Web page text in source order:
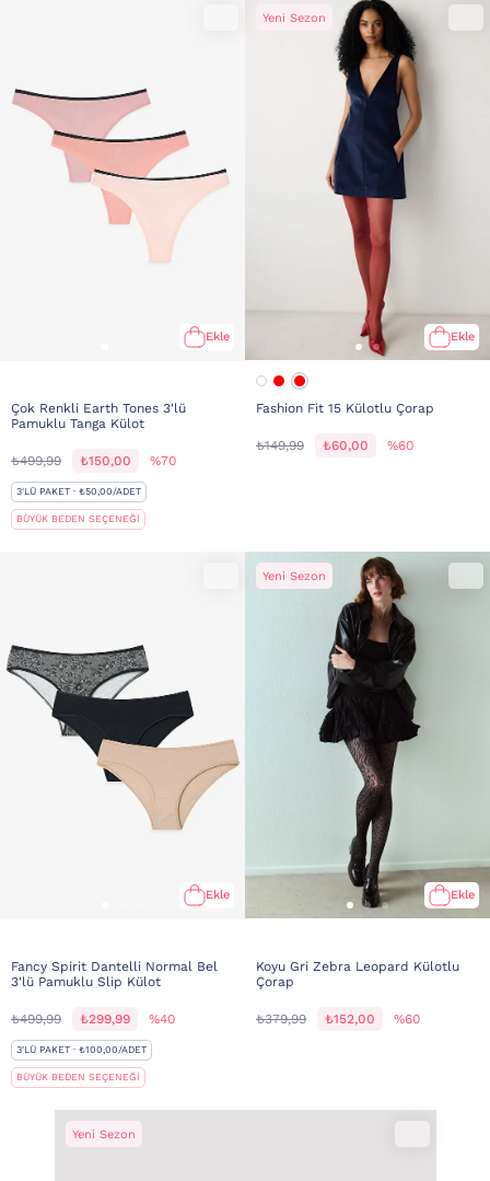
Ekle
Çok Renkli Earth Tones 3'lü
Pamuklu Tanga Külot
₺499,99 ₺150,00 %70
3'LÜ PAKET · ₺50,00/ADET
BÜYÜK BEDEN SEÇENEĞİ
Yeni Sezon
Ekle
Fashion Fit 15 Külotlu Çorap
₺149,99 ₺60,00 %60
Ekle
Fancy Spirit Dantelli Normal Bel
3'lü Pamuklu Slip Külot
₺499,99 ₺299,99 %40
3'LÜ PAKET · ₺100,00/ADET
BÜYÜK BEDEN SEÇENEĞİ
Yeni Sezon
Ekle
Koyu Gri Zebra Leopard Külotlu
Çorap
₺379,99 ₺152,00 %60
Yeni Sezon